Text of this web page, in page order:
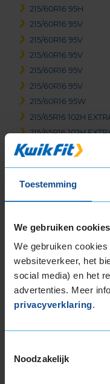
Toestemming
We gebruiken
We gebruiken
websiteverkeer, het
social media) en het
advertenties. Meer
privacyverklaring.
Noodzakelijk
215/60R16 95H
215/60R16 95V
215/60R16 95V
215/60R16 95V
215/60R16 95V
215/60R16 95V
215/60R16 95W
215/65R16 102H
215/65R16 102H
215/65R16 98H
17-inch banden
205/45R17 88H
205/45R17 88V
205/45R17 88V
205/45R17 88V
205/50R17 93V
205/50R17 93V
205/55R17 91V
205/55R17 95H